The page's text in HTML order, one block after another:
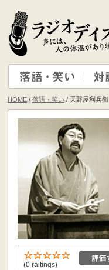
HOME / 落語・笑い / 天野屋利兵衛
(0 raitings)